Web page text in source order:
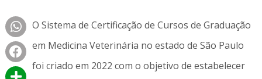
O Sistema de Certificação de Cursos de Graduação
em Medicina Veterinária no estado de São Paulo
foi criado em 2022 com o objetivo de estabelecer